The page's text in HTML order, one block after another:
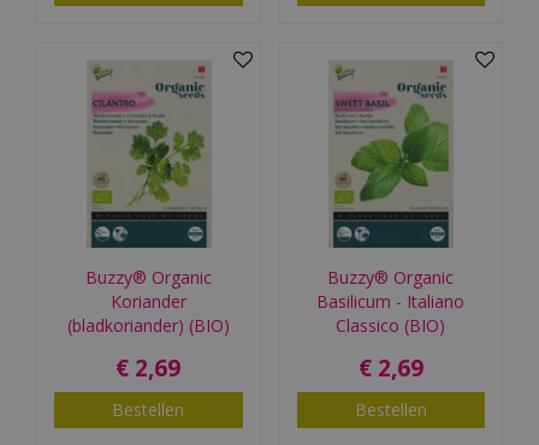
Buzzy® Organic
Koriander
(bladkoriander) (BIO)
€ 2,69
Bestellen
Buzzy® Organic
Basilicum - Italiano
Classico (BIO)
€ 2,69
Bestellen